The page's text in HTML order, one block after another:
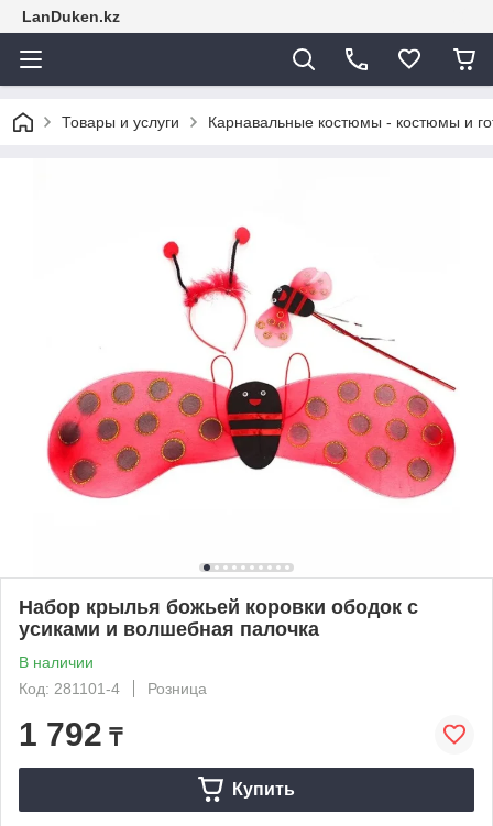
LanDuken.kz
Товары и услуги Карнавальные костюмы - костюмы и
Набор крылья божьей коровки ободок с
усиками и волшебная палочка
В наличии
Код: 281101-4
Розница
1 792 ₸
Купить